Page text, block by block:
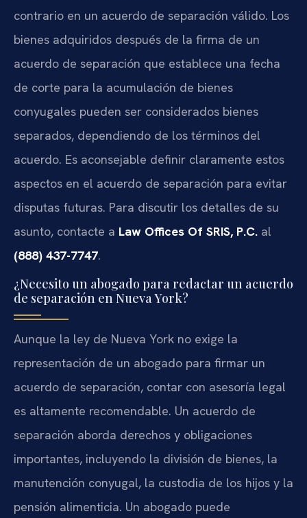
contrario en un acuerdo de separación válido. Los
bienes adquiridos después de la firma de un
acuerdo de separación que establece una fecha
de corte para la acumulación de bienes
conyugales pueden ser considerados bienes
separados, dependiendo de los términos del
acuerdo. Es aconsejable definir claramente estos
aspectos en el acuerdo de separación para evitar
disputas futuras. Para discutir los detalles de su
asunto, contacte a Law Offices Of SRIS, P.C. al
(888) 437-7747.
¿Necesito un abogado para redactar un acuerdo
de separación en Nueva York?
Aunque la ley de Nueva York no exige la
representación de un abogado para firmar un
acuerdo de separación, contar con asesoría legal
es altamente recomendable. Un acuerdo de
separación aborda derechos y obligaciones
importantes, incluyendo la división de bienes, la
manutención conyugal, la custodia de los hijos y la
pensión alimenticia. Un abogado puede